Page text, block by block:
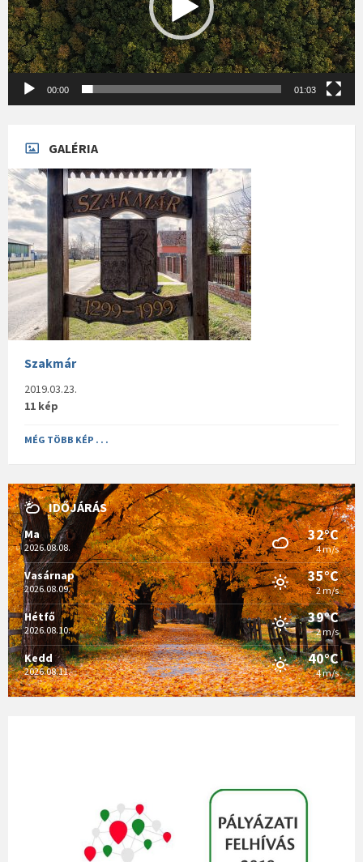
00:00 01:03
GALÉRIA
Szakmár
2019.03.23.
11 kép
MÉG TÖBB KÉP . . .
IDŐJÁRÁS
Ma
2026.08.08.
32°C
4 m/s
Vasárnap
2026.08.09.
35°C
2 m/s
Hétfő
2026.08.10.
39°C
2 m/s
Kedd
2026.08.11.
40°C
4 m/s